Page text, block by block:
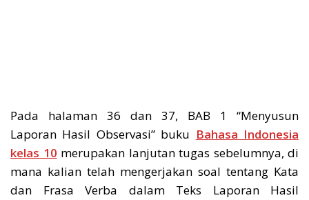
Pada halaman 36 dan 37, BAB 1 “Menyusun
Laporan Hasil Observasi” buku Bahasa Indonesia
kelas 10 merupakan lanjutan tugas sebelumnya, di
mana kalian telah mengerjakan soal tentang Kata
dan Frasa Verba dalam Teks Laporan Hasil